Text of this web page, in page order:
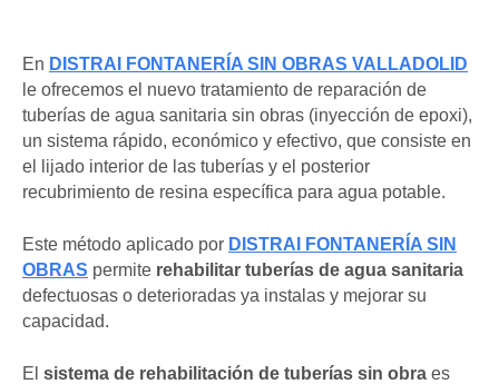
En DISTRAI FONTANERÍA SIN OBRAS VALLADOLID
le ofrecemos el nuevo tratamiento de reparación de
tuberías de agua sanitaria sin obras (inyección de epoxi),
un sistema rápido, económico y efectivo, que consiste en
el lijado interior de las tuberías y el posterior
recubrimiento de resina específica para agua potable.
Este método aplicado por DISTRAI FONTANERÍA SIN
OBRAS permite rehabilitar tuberías de agua sanitaria
defectuosas o deterioradas ya instalas y mejorar su
capacidad.
El sistema de rehabilitación de tuberías sin obra es